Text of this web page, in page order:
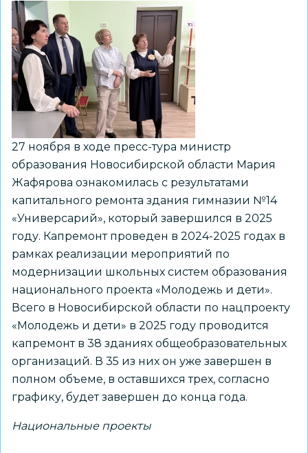
эксплуатацию
второй
корпус
Экономического
лицея
27 ноября в ходе пресс-тура министр
образования Новосибирской области Мария
Жафярова ознакомилась с результатами
капитального ремонта здания гимназии №14
«Универсарий», который завершился в 2025
году. Капремонт проведен в 2024-2025 годах в
рамках реализации мероприятий по
модернизации школьных систем образования
национального проекта «Молодежь и дети».
Всего в Новосибирской области по нацпроекту
«Молодежь и дети» в 2025 году проводится
капремонт в 38 зданиях общеобразовательных
организаций. В 35 из них он уже завершен в
полном объеме, в оставшихся трех, согласно
графику, будет завершен до конца года.
Национальные проекты